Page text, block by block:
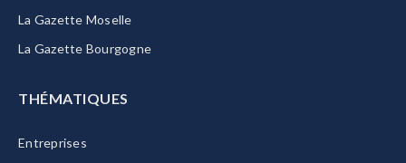
La Gazette Moselle
La Gazette Bourgogne
THÉMATIQUES
Entreprises